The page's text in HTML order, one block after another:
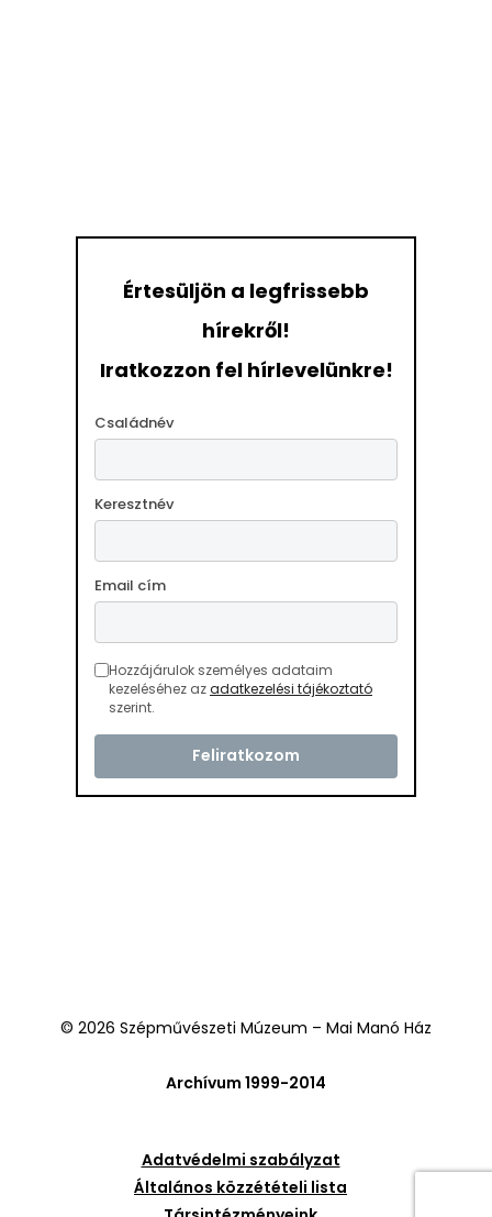
Értesüljön a legfrissebb
hírekről!
Iratkozzon fel hírlevelünkre!
Családnév
Keresztnév
Email cím
Hozzájárulok személyes adataim
kezeléséhez azadatkezelési tájékoztató
szerint.
© 2026 Szépművészeti Múzeum – Mai Manó Ház
Archívum 1999-2014
Adatvédelmi szabályzat
Általános közzétételi lista